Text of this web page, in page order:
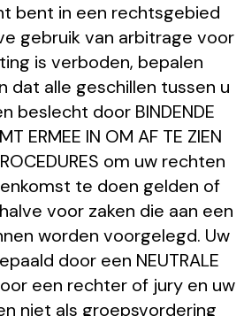
bent in een rechtsgebied
gebruik van arbitrage voor
is verboden, bepalen
dat alle geschillen tussen u
beslecht door BINDENDE
ERMEE IN OM AF TE ZIEN
om uw rechten
te doen gelden of
voor zaken die aan een
worden voorgelegd. Uw
door een NEUTRALE
een rechter of jury en uw
niet als groepsvordering